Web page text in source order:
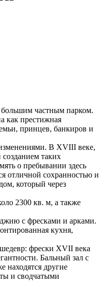
большим частным парком.
как престижная
принцев, банкиров и
В XVIII веке,
таких
о пребывании здесь
отличной сохранностью и
который через
2300 кв. м, а также
с фресками и арками.
кухня,
фрески XVII века
Бальный зал с
находятся другие
и сводчатыми